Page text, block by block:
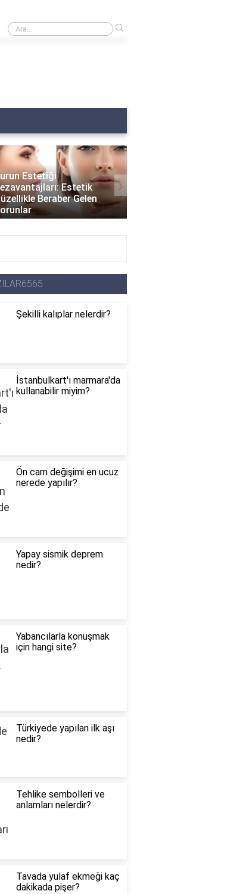
et var ne yapmalıyım?
Estetiği
Estetik
Beraber Gelen
›
Şekilli kalıplar nelerdir?
İstanbulkart'ı marmara'da
kullanabilir miyim?
Ön cam değişimi en ucuz
nerede yapılır?
Yapay sismik deprem
nedir?
Yabancılarla konuşmak
için hangi site?
Türkiyede yapılan ilk aşı
nedir?
Tehlike sembolleri ve
anlamları nelerdir?
Tavada yulaf ekmeği kaç
dakikada pişer?